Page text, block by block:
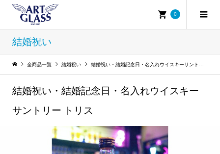
0
結婚祝い
全商品一覧 結婚祝い 結婚祝い・結婚記念日・名入れウイスキーサントリー トリス
結婚祝い・結婚記念日・名入れウイスキー
サントリー トリス